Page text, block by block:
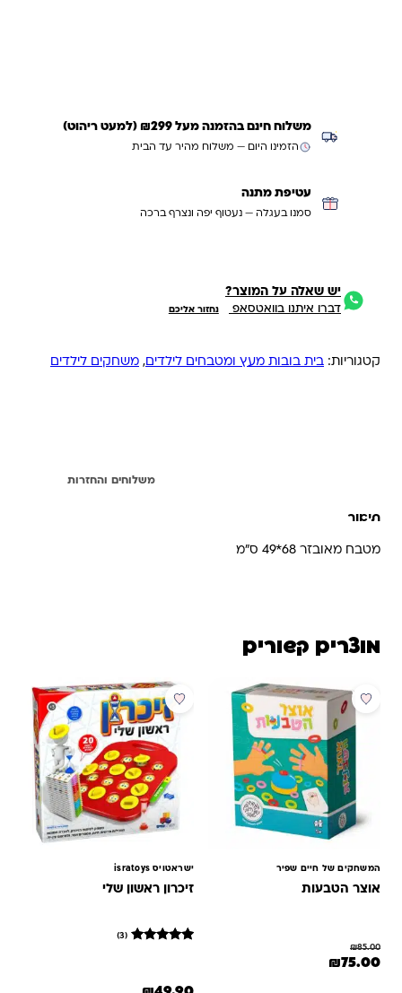
משלוח חינם בהזמנה מעל ₪299 (למעט ריהוט)
הזמינו היום — משלוח מהיר עד הבית
עטיפת מתנה
סמנו בעגלה — נעטוף יפה ונצרף ברכה
יש שאלה על המוצר?
דברו איתנו בוואטסאפ נחזור אליכם
קטגוריות: בית בובות מעץ ומטבחים לילדים, משחקים לילדים
משלוחים והחזרות
תיאור
מטבח מאובזר 68*49 ס”מ
מוצרים קשורים
מבצע
המשחקים של חיים שפיר
אוצר הטבעות
₪85.00
המחיר המקורי היה: ₪85.00.
₪75.00
ישראטויס isratoys
זיכרון ראשון שלי
(3)